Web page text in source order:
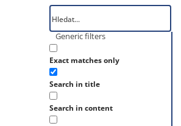
Generic filters
Exact matches only
Search in title
Search in content